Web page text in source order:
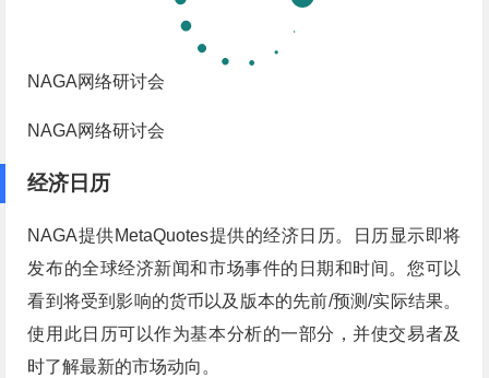
NAGA网络研讨会
NAGA网络研讨会
经济日历
NAGA提供MetaQuotes提供的经济日历。日历显示即将
发布的全球经济新闻和市场事件的日期和时间。您可以
看到将受到影响的货币以及版本的先前/预测/实际结果。
使用此日历可以作为基本分析的一部分，并使交易者及
时了解最新的市场动向。